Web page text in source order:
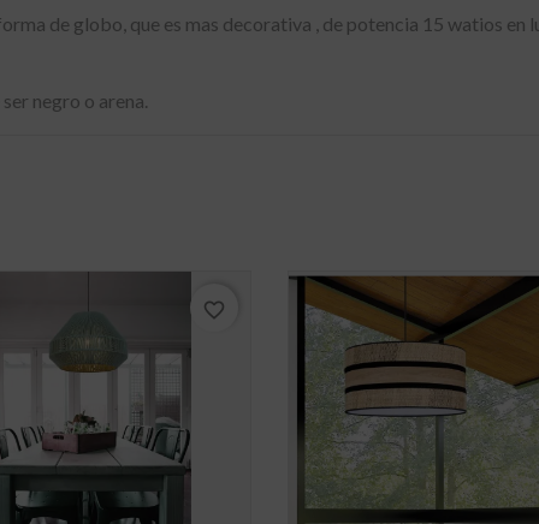
de globo, que es mas decorativa , de potencia 15 watios en
negro o arena.
favorite_border